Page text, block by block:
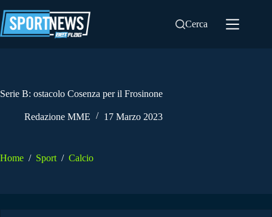
al
contenuto
Cerca
Serie B: ostacolo Cosenza per il Frosinone
Redazione MME 17 Marzo 2023
Home / Sport / Calcio